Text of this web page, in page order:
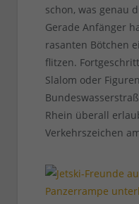
schon, was genau
Gerade Anfänger
rasanten Bötchen
flitzen.
Slalom oder
Rhein überall
Verkehrszeichen